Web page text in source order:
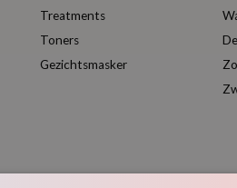
Treatments
Toners
Gezichtsmasker